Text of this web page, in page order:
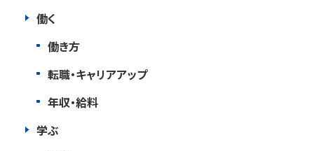
働く
働き方
転職・キャリアアップ
年収・給料
学ぶ